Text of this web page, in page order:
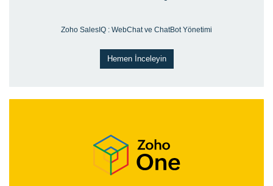
Zoho SalesIQ : WebChat ve ChatBot Yönetimi
Hemen İnceleyin